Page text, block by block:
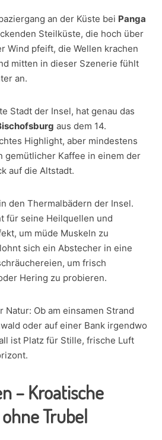
an der Küste bei Panga
Steilküste, die hoch über
Wind pfeift, die Wellen krachen
mitten in dieser Szenerie fühlt
an.
Stadt der Insel, hat genau das
aus dem 14.
Highlight, aber mindestens
gemütlicher Kaffee in einem der
auf die Altstadt.
den Thermalbädern der Insel.
für seine Heilquellen und
um müde Muskeln zu
sich ein Abstecher in eine
um frisch
Hering zu probieren.
Natur: Ob am einsamen Strand
oder auf einer Bank irgendwo
ist Platz für Stille, frische Luft
– Kroatische
Trubel